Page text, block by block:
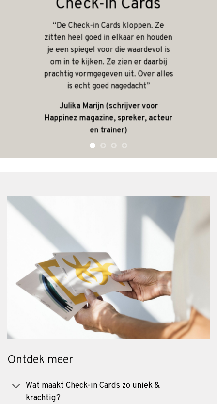
Check-in Cards
“De Check-in Cards kloppen. Ze
zitten heel goed in elkaar en houden
je een spiegel voor die waardevol is
om in te kijken. Ze zien er daarbij
prachtig vormgegeven uit. Over alles
is echt goed nagedacht”
Julika Marijn (schrijver voor
Happinez magazine, spreker, acteur
en trainer)
Ontdek meer
Wat maakt Check-in Cards zo uniek &
krachtig?